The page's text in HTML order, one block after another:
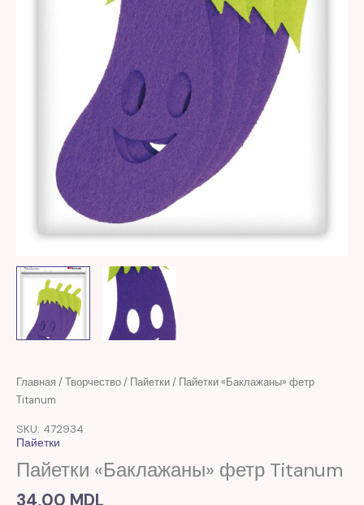
Главная /Творчество/ Пайетки/ Пайетки «Баклажаны» фетр
Titanum
SKU: 472934
Пайетки
Пайетки «Баклажаны» фетр Titanum
34,00 MDL